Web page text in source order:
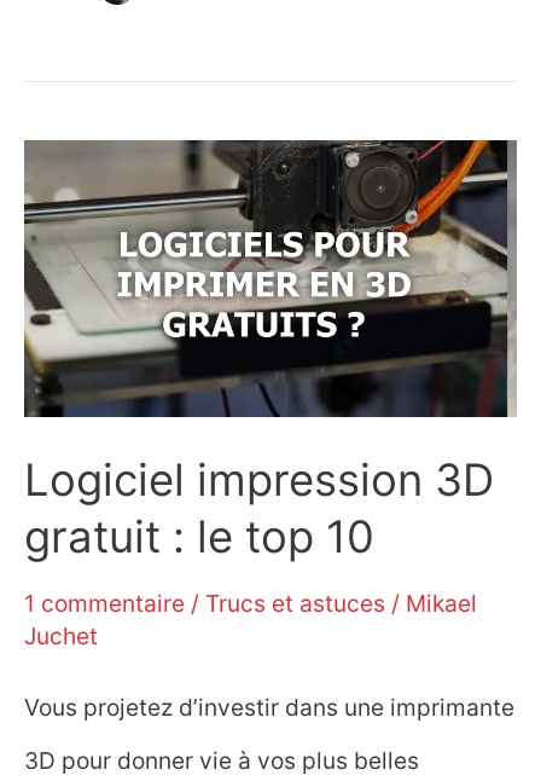
Logiciel impression 3D
gratuit : le top 10
1 commentaire / Trucs et astuces / Mikael
Juchet
Vous projetez d’investir dans une imprimante
3D pour donner vie à vos plus belles